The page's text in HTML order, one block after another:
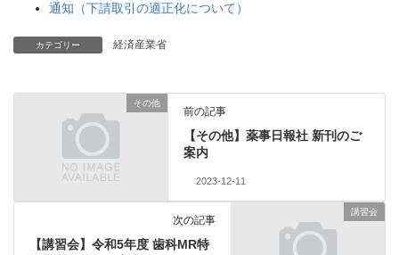
通知（下請取引の適正化について）
カテゴリー 経済産業省
その他
前の記事
【その他】薬事日報社 新刊のご
案内
2023-12-11
講習会
次の記事
【講習会】令和5年度 歯科MR特